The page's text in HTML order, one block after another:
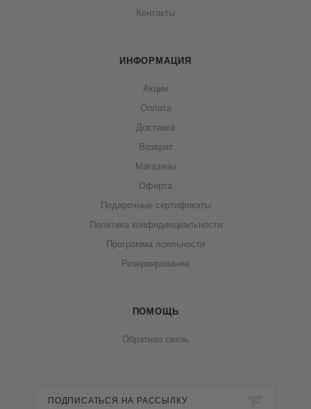
Контакты
ИНФОРМАЦИЯ
Акции
Оплата
Доставка
Возврат
Магазины
Оферта
Подарочные сертификаты
Политика конфиденциальности
Программа лояльности
Резервирование
ПОМОЩЬ
Обратная связь
ПОДПИСАТЬСЯ НА РАССЫЛКУ